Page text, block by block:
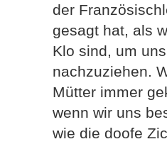
der
gesagt hat, als
Klo sind, um
nachzuziehen.
Mütter immer
wenn wir uns
wie die doofe